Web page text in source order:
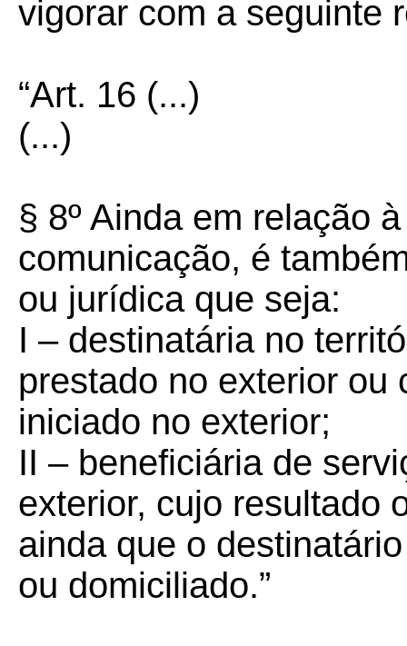
vigorar com a seguinte
“Art. 16 (...)
(...)
§ 8º Ainda em relação
comunicação, é
ou jurídica que seja:
I – destinatária no
prestado no exterior ou
iniciado no exterior;
II – beneficiária de
exterior, cujo resultado
ainda que o
ou domiciliado.”